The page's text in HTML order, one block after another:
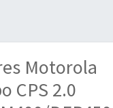
Motorola
CPS 2.0